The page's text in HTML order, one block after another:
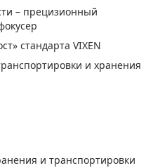
– прецизионный
стандарта VIXEN
и хранения
и транспортировки